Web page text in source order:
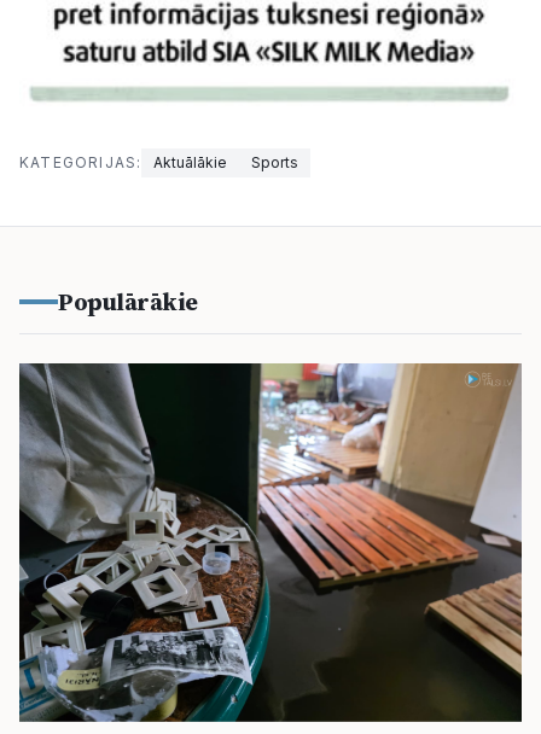
KATEGORIJAS: Aktuālākie Sports
Populārākie